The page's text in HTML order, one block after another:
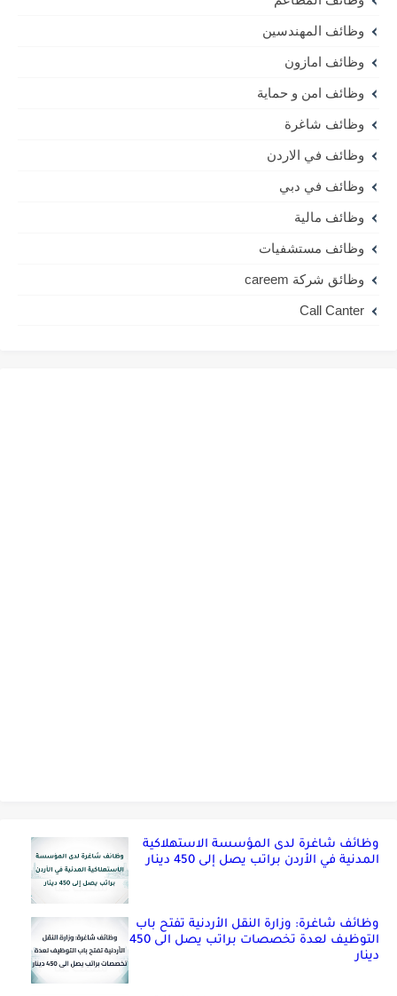
وظائف المهندسين
وظائف امازون
وظائف امن و حماية
وظائف شاغرة
وظائف في الاردن
وظائف في دبي
وظائف مالية
وظائف مستشفيات
وظائق شركة careem
Call Canter
وظائف شاغرة لدى المؤسسة الاستهلاكية
المدنية في الأردن براتب يصل إلى 450 دينار
وظائف شاغرة: وزارة النقل الأردنية تفتح باب
التوظيف لعدة تخصصات براتب يصل الى 450
دينار